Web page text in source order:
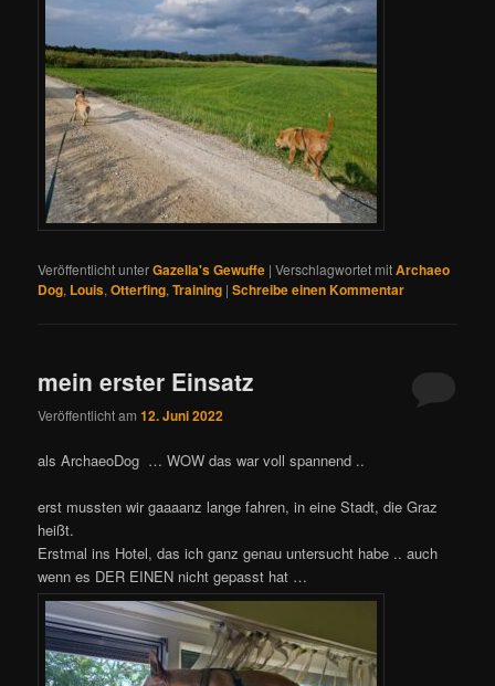
Veröffentlicht unterGazella's Gewuffe |Verschlagwortet mitArchaeo
Dog, Louis,Otterfing,Training |Schreibe einen Kommentar
mein erster Einsatz
Veröffentlicht am12. Juni 2022
als ArchaeoDog … WOW das war voll spannend ..
erst mussten wir gaaaanz lange fahren, in eine Stadt, die Graz
heißt.
Erstmal ins Hotel, das ich ganz genau untersucht habe .. auch
wenn es DER EINEN nicht gepasst hat …